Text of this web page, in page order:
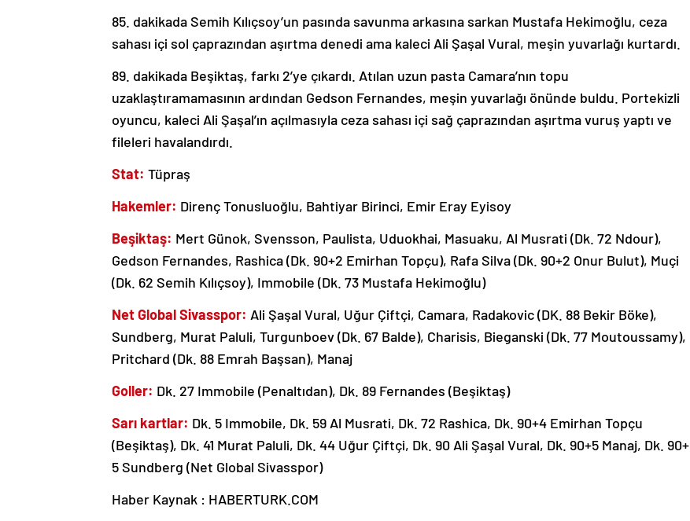
85. dakikada Semih Kılıçsoy’un pasında savunma arkasına sarkan Mustafa Hekimoğlu, ceza
sahası içi sol çaprazından aşırtma denedi ama kaleci Ali Şaşal Vural, meşin yuvarlağı kurtardı.
89. dakikada Beşiktaş, farkı 2’ye çıkardı. Atılan uzun pasta Camara’nın topu
uzaklaştıramamasının ardından Gedson Fernandes, meşin yuvarlağı önünde buldu. Portekizli
oyuncu, kaleci Ali Şaşal’ın açılmasıyla ceza sahası içi sağ çaprazından aşırtma vuruş yaptı ve
fileleri havalandırdı.
Stat: Tüpraş
Hakemler: Direnç Tonusluoğlu, Bahtiyar Birinci, Emir Eray Eyisoy
Beşiktaş: Mert Günok, Svensson, Paulista, Uduokhai, Masuaku, Al Musrati (Dk. 72 Ndour),
Gedson Fernandes, Rashica (Dk. 90+2 Emirhan Topçu), Rafa Silva (Dk. 90+2 Onur Bulut), Muçi
(Dk. 62 Semih Kılıçsoy), Immobile (Dk. 73 Mustafa Hekimoğlu)
Net Global Sivasspor: Ali Şaşal Vural, Uğur Çiftçi, Camara, Radakovic (DK. 88 Bekir Böke),
Sundberg, Murat Paluli, Turgunboev (Dk. 67 Balde), Charisis, Bieganski (Dk. 77 Moutoussamy),
Pritchard (Dk. 88 Emrah Başsan), Manaj
Goller: Dk. 27 Immobile (Penaltıdan), Dk. 89 Fernandes (Beşiktaş)
Sarı kartlar: Dk. 5 Immobile, Dk. 59 Al Musrati, Dk. 72 Rashica, Dk. 90+4 Emirhan Topçu
(Beşiktaş), Dk. 41 Murat Paluli, Dk. 44 Uğur Çiftçi, Dk. 90 Ali Şaşal Vural, Dk. 90+5 Manaj, Dk. 90+
5 Sundberg (Net Global Sivasspor)
Haber Kaynak : HABERTURK.COM